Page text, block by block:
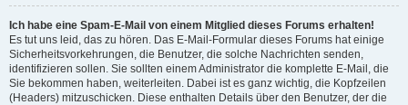
Ich habe eine Spam-E-Mail von einem Mitglied dieses Forums erhalten!
Es tut uns leid, das zu hören. Das E-Mail-Formular dieses Forums hat einige
Sicherheitsvorkehrungen, die Benutzer, die solche Nachrichten senden,
identifizieren sollen. Sie sollten einem Administrator die komplette E-Mail, die
Sie bekommen haben, weiterleiten. Dabei ist es ganz wichtig, die Kopfzeilen
(Headers) mitzuschicken. Diese enthalten Details über den Benutzer, der die